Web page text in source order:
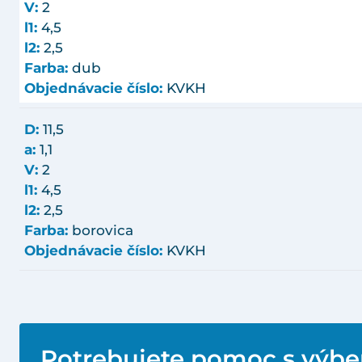
V: 2
l1: 4,5
l2: 2,5
Farba: dub
Objednávacie číslo: KVKH
D: 11,5
a: 1,1
V: 2
l1: 4,5
l2: 2,5
Farba: borovica
Objednávacie číslo: KVKH